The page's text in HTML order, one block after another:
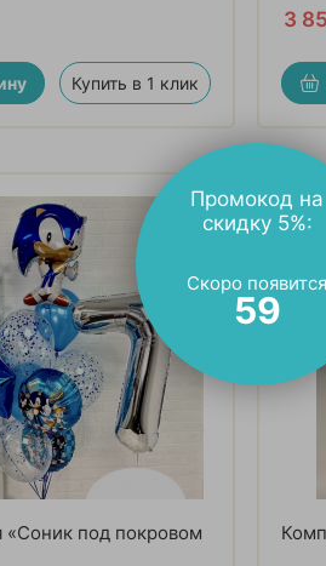
Купить в 1 клик
3
«Соник под покровом
Промокод на
скидку 5%:
Скоро появится
57